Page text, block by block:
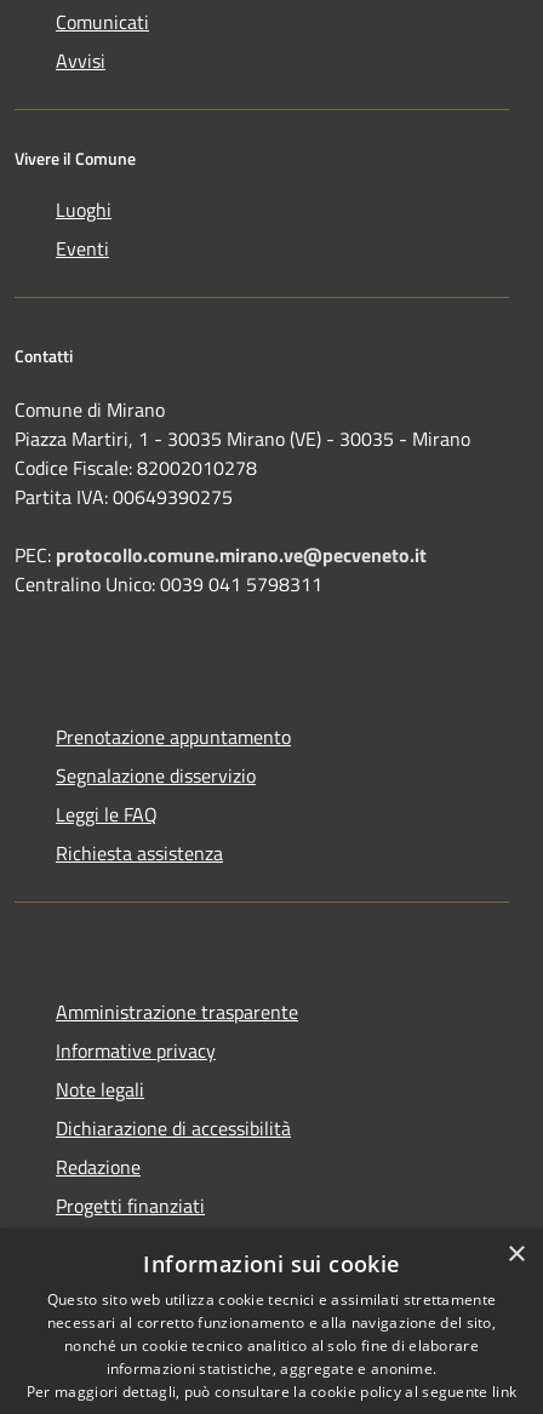
Comunicati
Avvisi
Vivere il Comune
Luoghi
Eventi
Contatti
Comune di Mirano
Piazza Martiri, 1 - 30035 Mirano (VE) - 30035 - Mirano
Codice Fiscale: 82002010278
Partita IVA: 00649390275
PEC: protocollo.comune.mirano.ve@pecveneto.it
Centralino Unico: 0039 041 5798311
Prenotazione appuntamento
Segnalazione disservizio
Leggi le FAQ
Richiesta assistenza
Amministrazione trasparente
Informative privacy
Note legali
Dichiarazione di accessibilità
Redazione
Progetti finanziati
RSS
Accessibilità
Privacy
Dichiarazione di
accessibilità• Copyright ©
2021 • Comune di Mirano
×
Informazioni sui cookie
Questo sito web utilizza cookie tecnici e assimilati strettamente
necessari al corretto funzionamento e alla navigazione del sito,
nonché un cookie tecnico analitico al solo fine di elaborare
informazioni statistiche, aggregate e anonime.
Per maggiori dettagli, può consultare la cookie policy al seguente link